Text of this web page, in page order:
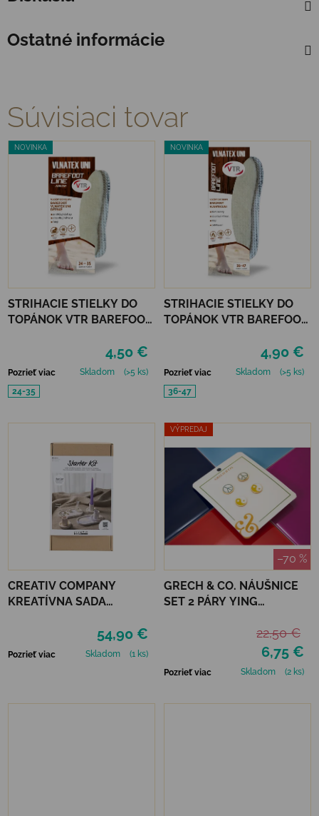
Ostatné informácie
Súvisiaci tovar
NOVINKA
STRIHACIE STIELKY DO
TOPÁNOK VTR BAREFOOT
4,50 €
Pozrieť viac Skladom
(>5 ks)
24-35
NOVINKA
STRIHACIE STIELKY DO
TOPÁNOK VTR BAREFOOT
4,90 €
Pozrieť viac Skladom
(>5 ks)
36-47
CREATIV COMPANY
KREATÍVNA SADA
RESIN CASTING CANDLE
HOLDERS
54,90 €
Pozrieť viac Skladom (1 ks)
VÝPREDAJ
–70 %
GRECH & CO. NÁUŠNICE
SET 2 PÁRY YING
6,75 €
22,50 €
Pozrieť viac Skladom (2 ks)